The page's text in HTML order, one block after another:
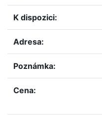
k dispozici:
adresa:
poznámka:
cena: